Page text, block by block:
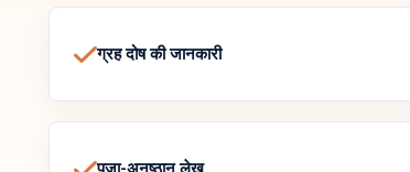
ग्रह दोष की जानकारी